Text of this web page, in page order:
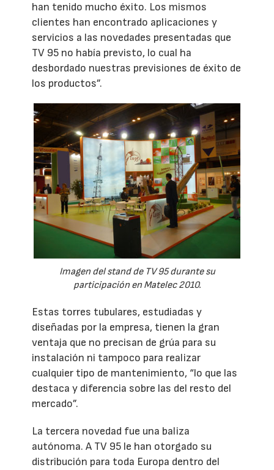
han tenido mucho éxito. Los mismos
clientes han encontrado aplicaciones y
servicios a las novedades presentadas que
TV 95 no había previsto, lo cual ha
desbordado nuestras previsiones de éxito de
los productos”.
Imagen del stand de TV 95 durante su
participación en Matelec 2010.
Estas torres tubulares, estudiadas y
diseñadas por la empresa, tienen la gran
ventaja que no precisan de grúa para su
instalación ni tampoco para realizar
cualquier tipo de mantenimiento, “lo que las
destaca y diferencia sobre las del resto del
mercado”.
La tercera novedad fue una baliza
autónoma. A TV 95 le han otorgado su
distribución para toda Europa dentro del